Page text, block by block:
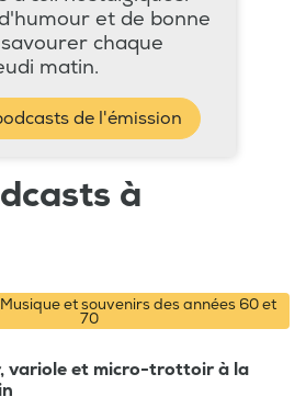
et de bonne
chaque
matin.
de l'émission
à
et souvenirs des années 60 et
70
variole et micro-trottoir à la